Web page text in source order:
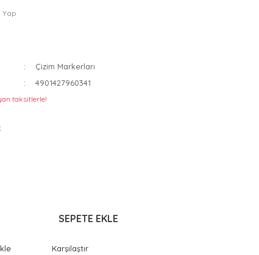
Yap
Çizim Markerları
4901427960341
taksitlerle!
SEPETE EKLE
Karşılaştır